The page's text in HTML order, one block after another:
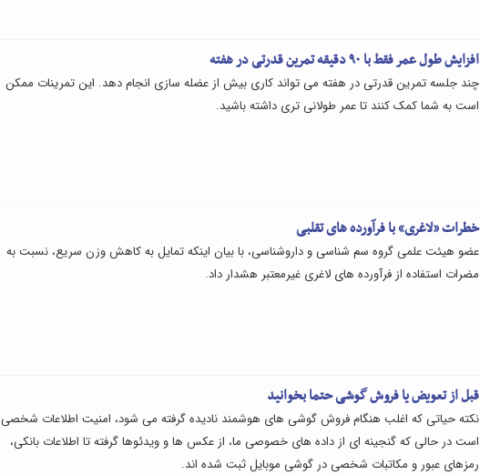
افزایش طول عمر فقط با ۹۰ دقیقه تمرین قدرتی در هفته
چند جلسه تمرین قدرتی در هفته می تواند کاری بیش از عضله سازی انجام دهد. این تمرینات ممکن
است به شما کمک کنند تا عمر طولانی تری داشته باشید.
خطرات «لاغری» با فرآورده های تقلبی
عضو هیئت علمی گروه سم شناسی و داروشناسی، با بیان اینکه تمایل به کاهش وزن سریع، نسبت به
مضرات استفاده از فرآورده های لاغری غیرمعتبر هشدار داد.
قبل از تعویض یا فروش گوشی حتما بخوانید
نکته حیاتی که اغلب هنگام فروش گوشی های هوشمند نادیده گرفته می شود، امنیت اطلاعات شخصی
است در حالی که گنجینه ای از داده های خصوصی ما، از عکس ها و ویدئوها گرفته تا اطلاعات بانکی،
رمزهای عبور و مکاتبات شخصی در گوشی موبایل ثبت شده اند.